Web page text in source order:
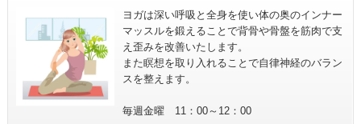
ヨガは深い呼吸と全身を使い体の奥のインナー
マッスルを鍛えることで背骨や骨盤を筋肉で支
え歪みを改善いたします。
また瞑想を取り入れることで自律神経のバラン
スを整えます。
毎週金曜 11：00～12：00